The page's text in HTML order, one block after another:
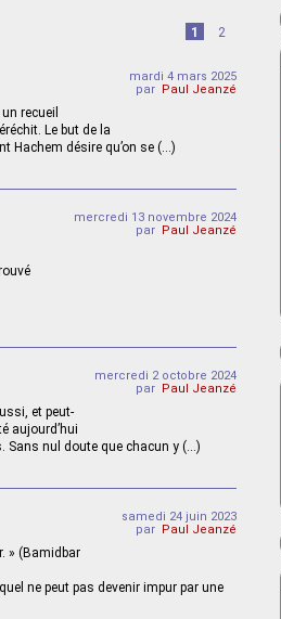
1 2
mardi 4 mars 2025
par Paul Jeanzé
recueil
Le but de la
Hachem désire qu’on se (…)
mercredi 13 novembre 2024
par Paul Jeanzé
mercredi 2 octobre 2024
par Paul Jeanzé
et peut-
aujourd’hui
Sans nul doute que chacun y (…)
samedi 24 juin 2023
par Paul Jeanzé
» (Bamidbar
ne peut pas devenir impur par une